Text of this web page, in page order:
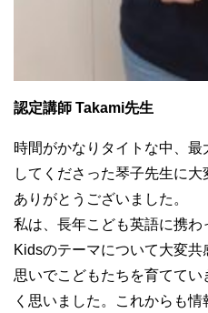
認定講師 Takami先生
時間がかなりタイトな中、
してくださった琴子先生に
ありがとうございました。
私は、長年こども英語に携
Kidsのテーマについて大変
思いでこどもたちを育てて
く思いました。これからも